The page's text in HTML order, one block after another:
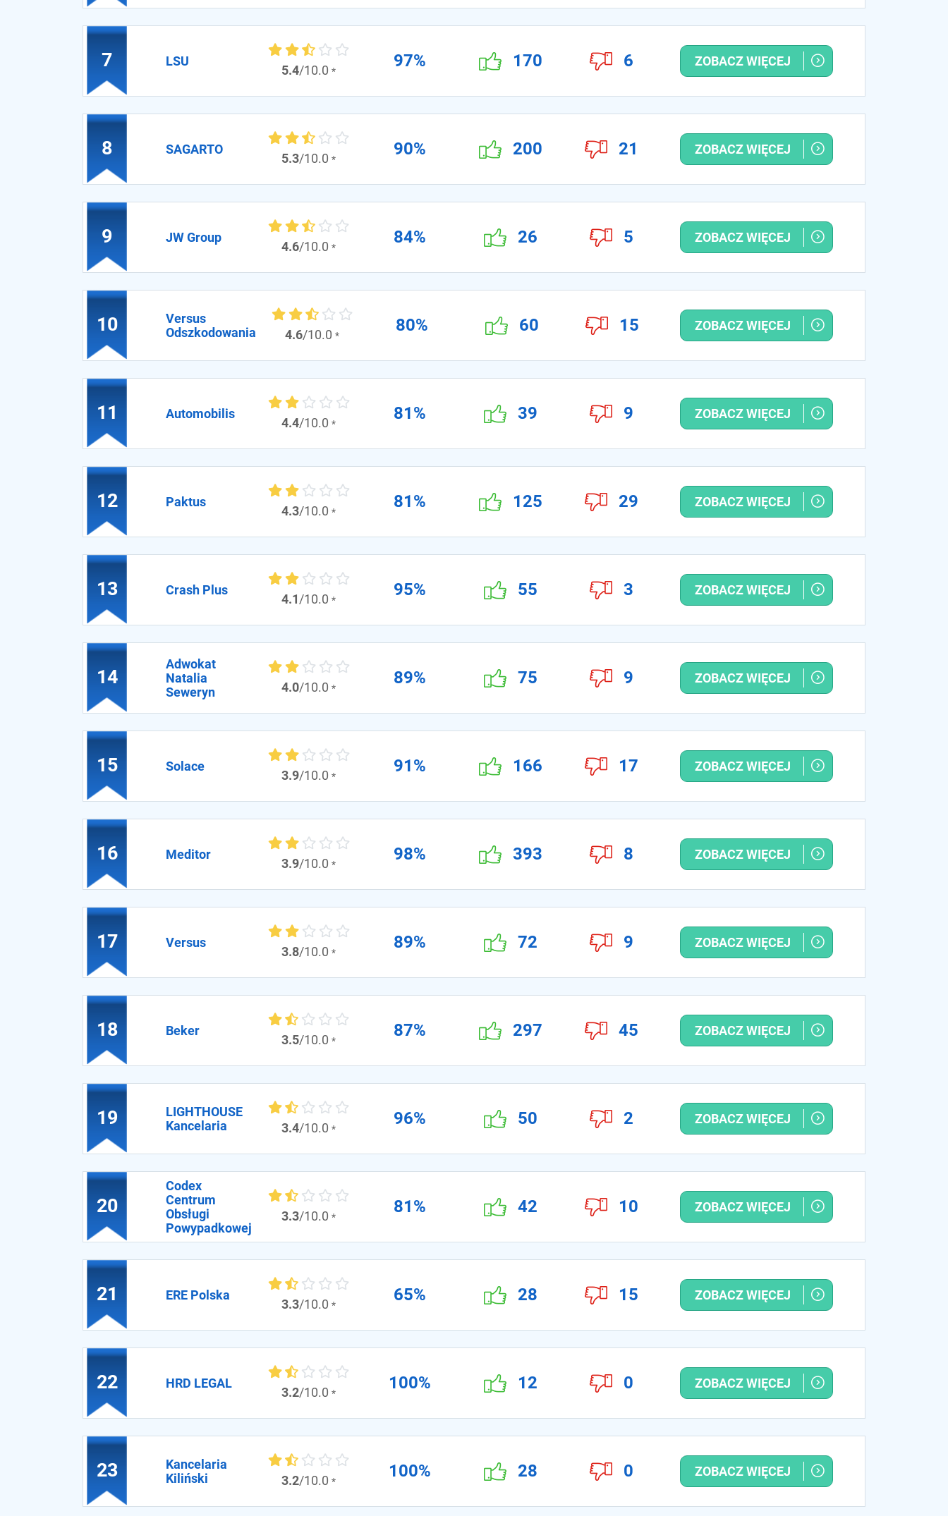
7 LSU
5.4/10.0 *
97% 170 6 ZOBACZ WIĘCEJ
8 SAGARTO
5.3/10.0 *
90% 200 21 ZOBACZ WIĘCEJ
9 JW Group
4.6/10.0 *
84% 26 5 ZOBACZ WIĘCEJ
10
Versus
Odszkodowania
4.6/10.0 *
80% 60 15 ZOBACZ WIĘCEJ
11 Automobilis
4.4/10.0 *
81% 39 9 ZOBACZ WIĘCEJ
12 Paktus
4.3/10.0 *
81% 125 29 ZOBACZ WIĘCEJ
13 Crash Plus
4.1/10.0 *
95% 55 3 ZOBACZ WIĘCEJ
14
Adwokat
Natalia
Seweryn
4.0/10.0 *
89% 75 9 ZOBACZ WIĘCEJ
15 Solace
3.9/10.0 *
91% 166 17 ZOBACZ WIĘCEJ
16 Meditor
3.9/10.0 *
98% 393 8 ZOBACZ WIĘCEJ
17 Versus
3.8/10.0 *
89% 72 9 ZOBACZ WIĘCEJ
18 Beker
3.5/10.0 *
87% 297 45 ZOBACZ WIĘCEJ
19
LIGHTHOUSE
Kancelaria
3.4/10.0 *
96% 50 2 ZOBACZ WIĘCEJ
20
Codex
Centrum
Obsługi
Powypadkowej
3.3/10.0 *
81% 42 10 ZOBACZ WIĘCEJ
21 ERE Polska
3.3/10.0 *
65% 28 15 ZOBACZ WIĘCEJ
22 HRD LEGAL
3.2/10.0 *
100% 12 0 ZOBACZ WIĘCEJ
23
Kancelaria
Kiliński
3.2/10.0 *
100% 28 0 ZOBACZ WIĘCEJ